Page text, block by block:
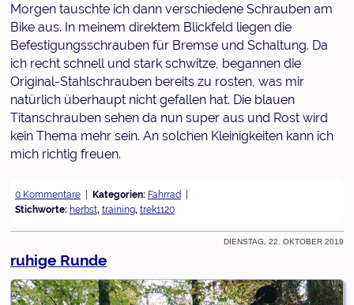
Morgen tauschte ich dann verschiedene Schrauben am
Bike aus. In meinem direktem Blickfeld liegen die
Befestigungsschrauben für Bremse und Schaltung. Da
ich recht schnell und stark schwitze, begannen die
Original-Stahlschrauben bereits zu rosten, was mir
natürlich überhaupt nicht gefallen hat. Die blauen
Titanschrauben sehen da nun super aus und Rost wird
kein Thema mehr sein. An solchen Kleinigkeiten kann ich
mich richtig freuen.
0 Kommentare Kategorien: Fahrrad
Stichworte: herbst, training, trek1120
Dienstag, 22. Oktober 2019
ruhige Runde